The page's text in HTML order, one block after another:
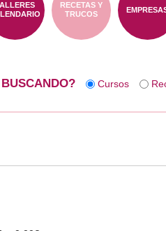
RECETAS Y
TRUCOS
Cursos